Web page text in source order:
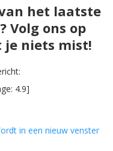
het laatste
Volg ons op
je niets mist!
4.9]
in een nieuw venster